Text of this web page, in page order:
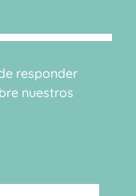
responder
nuestros